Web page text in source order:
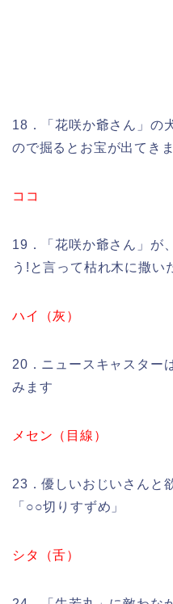
18．「花咲か爺さん」の
ので掘るとお宝が出てき
ココ
19．「花咲か爺さん」が
う!と言って枯れ木に撒い
ハイ（灰）
20．ニュースキャスター
みます
メセン（目線）
23．優しいおじいさんと
「○○切りすずめ」
シタ（舌）